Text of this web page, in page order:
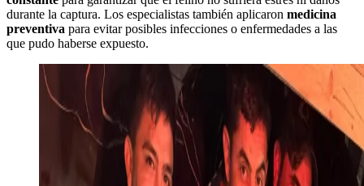
durante la captura. Los especialistas también aplicaron medicina
preventiva para evitar posibles infecciones o enfermedades a las
que pudo haberse expuesto.